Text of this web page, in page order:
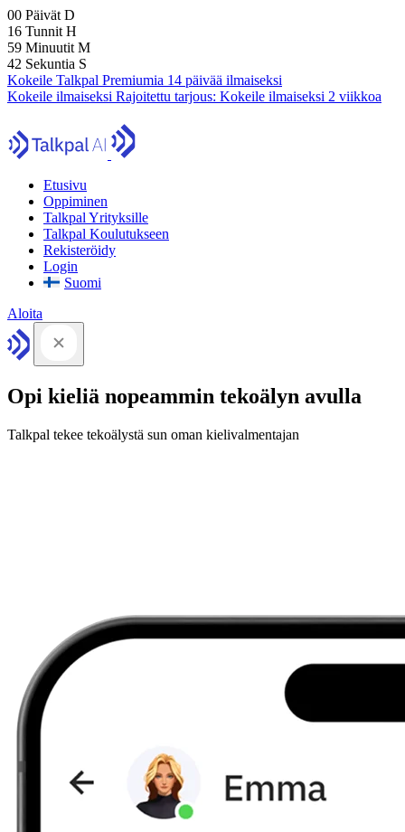
00 Päivät D
16 Tunnit H
59 Minuutit M
41 Sekuntia S
Kokeile Talkpal Premiumia 14 päivää ilmaiseksi
Kokeile ilmaiseksi Rajoitettu tarjous: Kokeile ilmaiseksi 2 viikkoa
Etusivu
Oppiminen
Talkpal Yrityksille
Talkpal Koulutukseen
Rekisteröidy
Login
Suomi
Aloita
Opi kieliä nopeammin tekoälyn avulla
Talkpal tekee tekoälystä sun oman kielivalmentajan